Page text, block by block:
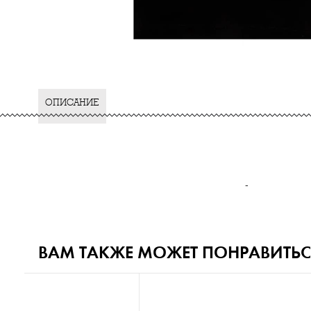
ОПИСАНИЕ
-
ВАМ ТАКЖЕ МОЖЕТ